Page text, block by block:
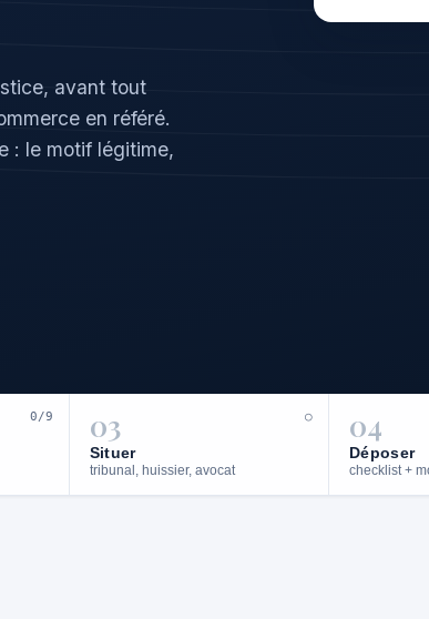
avant tout
en référé.
: le motif légitime,
0/9 03
Situer
tribunal, huissier, avocat
○ 04
Déposer
checklist +